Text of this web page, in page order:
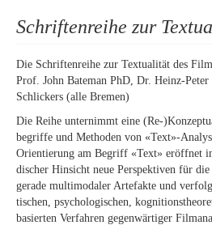
Schriftenreihe zur
Die Schriftenreihe zur Textualität des
Prof. John Bateman PhD, Dr. Heinz-
Schlickers (alle Bremen)
Die Reihe unternimmt eine (Re-
begriffe und Methoden von «Text»-
Orientierung am Begriff «Text» eröffnet
discher Hinsicht neue Perspektiven für
gerade multimodaler Artefakte und
tischen, psychologischen,
basierten Verfahren gegenwärtiger